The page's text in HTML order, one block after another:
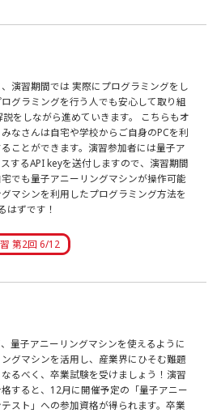
演習期間では 実際にプログラミングをし
グラミングを行う人でも安心して取り組
をしながら進めていきます。 こちらもオ
なさんは自宅や学校からご自身のPCを利
ことができます。演習参加者には量子ア
するAPI keyを送付しますので、演習期間
でも量子アニーリングマシンが操作可能
マシンを利用したプログラミング方法を
はずです！
第2回 6/12
量子アニーリングマシンを使えるように
グマシンを活用し、産業界にひそむ難題
るべく、卒業試験を受けましょう！演習
すると、12月に開催予定の「量子アニー
スト」への参加資格が得られます。卒業